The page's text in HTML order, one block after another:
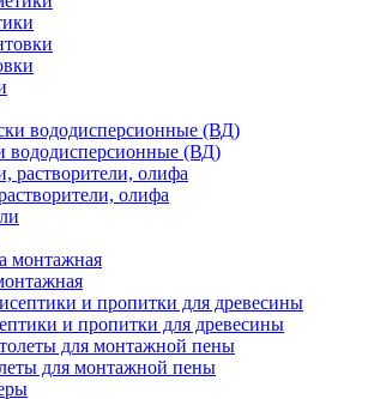
вододисперсионные (ВД)
олифа
и пропитки для древесины
для монтажной пены